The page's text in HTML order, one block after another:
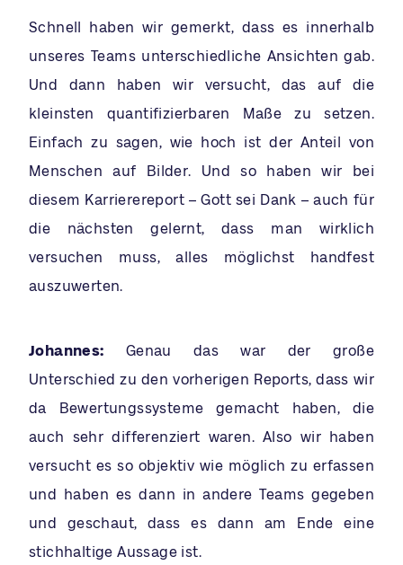
Schnell haben wir gemerkt, dass es innerhalb
unseres Teams unterschiedliche Ansichten gab.
Und dann haben wir versucht, das auf die
kleinsten quantifizierbaren Maße zu setzen.
Einfach zu sagen, wie hoch ist der Anteil von
Menschen auf Bilder. Und so haben wir bei
diesem Karrierereport – Gott sei Dank – auch für
die nächsten gelernt, dass man wirklich
versuchen muss, alles möglichst handfest
auszuwerten.
Johannes: Genau das war der große
Unterschied zu den vorherigen Reports, dass wir
da Bewertungssysteme gemacht haben, die
auch sehr differenziert waren. Also wir haben
versucht es so objektiv wie möglich zu erfassen
und haben es dann in andere Teams gegeben
und geschaut, dass es dann am Ende eine
stichhaltige Aussage ist.